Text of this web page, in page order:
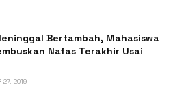
Bertambah, Mahasiswa
Nafas Terakhir Usai
27, 2019